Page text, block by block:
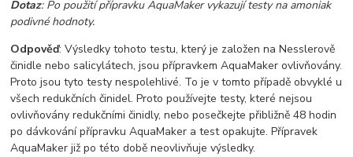
Dotaz: Po použití přípravku AquaMaker vykazují testy na amoniak
podivné hodnoty.
Odpověď: Výsledky tohoto testu, který je založen na Nesslerově
činidle nebo salicylátech, jsou přípravkem AquaMaker ovlivňovány.
Proto jsou tyto testy nespolehlivé. To je v tomto případě obvyklé u
všech redukčních činidel. Proto používejte testy, které nejsou
ovlivňovány redukčními činidly, nebo posečkejte přibližně 48 hodin
po dávkování přípravku AquaMaker a test opakujte. Přípravek
AquaMaker již po této době neovlivňuje výsledky.